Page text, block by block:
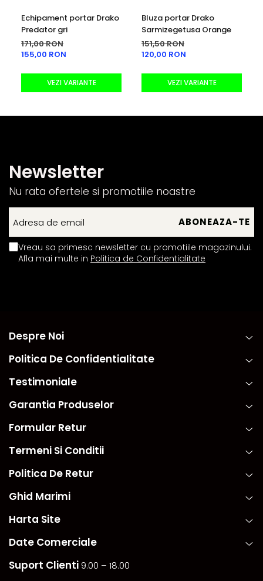
Echipament portar Drako
Predator gri
171,00 RON
155,00 RON
VEZI VARIANTE
Bluza portar Drako
Sarmizegetusa Orange
151,50 RON
120,00 RON
VEZI VARIANTE
Newsletter
Nu rata ofertele si promotiile noastre
Vreau sa primesc newsletter cu promotiile magazinului.
Afla mai multe in Politica de Confidentialitate
Despre Noi
Politica De Confidentialitate
Testimoniale
Garantia Produselor
Formular Retur
Termeni Si Conditii
Politica De Retur
Ghid Marimi
Harta Site
Date Comerciale
Suport Clienti 9.00 – 18.00